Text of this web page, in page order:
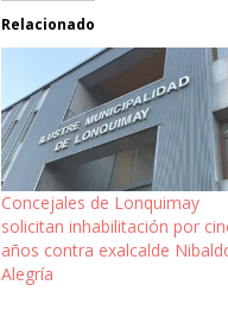
Relacionado
Concejales de Lonquimay
solicitan inhabilitación por
años contra exalcalde
Alegría